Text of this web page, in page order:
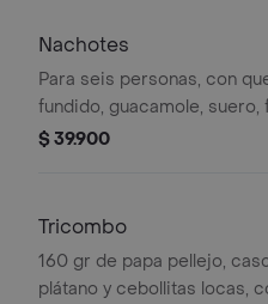
Nachotes
Para seis personas, con
fundido, guacamole, suero,
refrito, tomate, chili con
$ 39.900
Tricombo
160 gr de papa pellejo,
plátano y cebollitas locas,